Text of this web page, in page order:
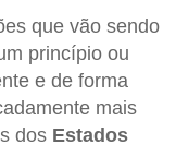
que vão sendo
princípio ou
e de forma
mais
dos Estados